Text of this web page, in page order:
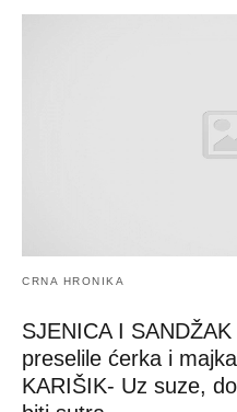
CRNA HRONIKA
SJENICA I
preselile ćerka i
KARIŠIK- Uz suze,